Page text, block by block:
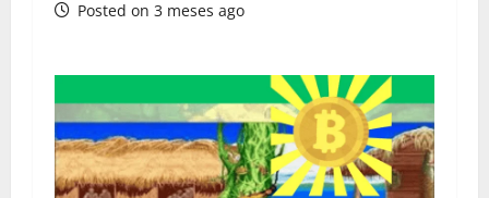
Posted on 3 meses ago